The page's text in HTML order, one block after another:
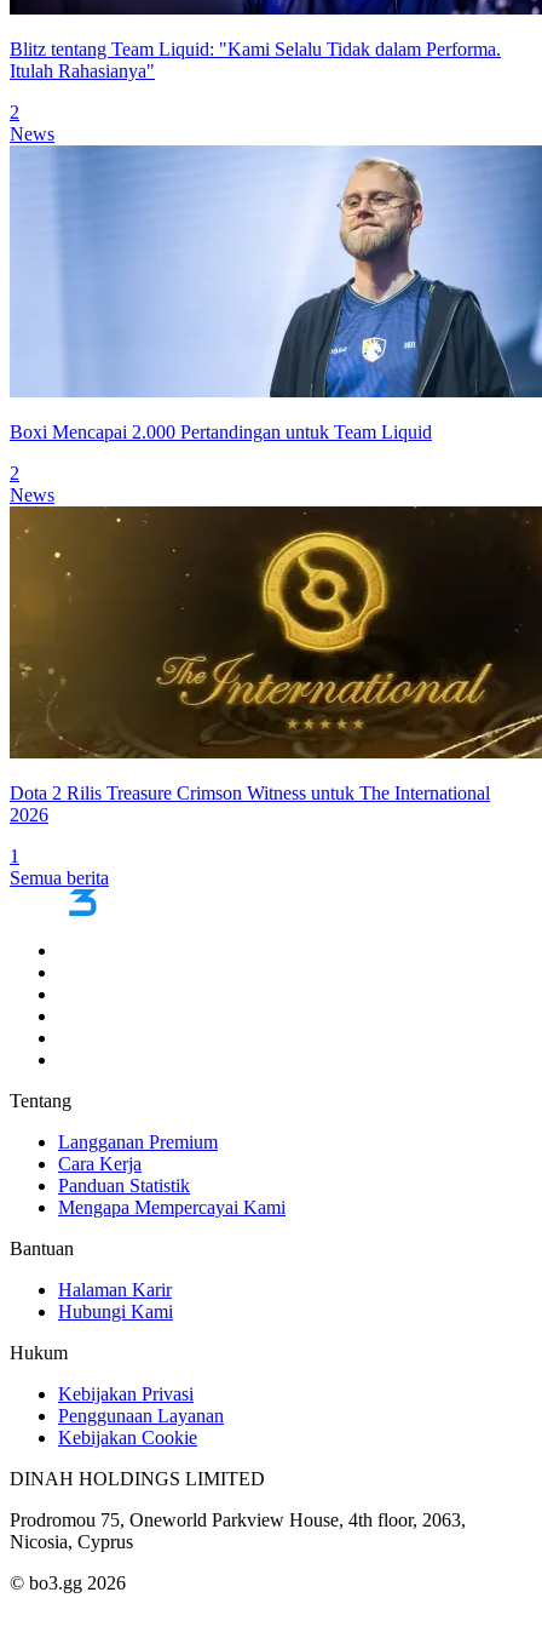
Blitz tentang Team Liquid: "Kami Selalu Tidak dalam Performa.
Itulah Rahasianya"
2
News
Boxi Mencapai 2.000 Pertandingan untuk Team Liquid
2
News
Dota 2 Rilis Treasure Crimson Witness untuk The International
2026
1
Semua berita
Tentang
Langganan Premium
Cara Kerja
Panduan Statistik
Mengapa Mempercayai Kami
Bantuan
Halaman Karir
Hubungi Kami
Hukum
Kebijakan Privasi
Penggunaan Layanan
Kebijakan Cookie
DINAH HOLDINGS LIMITED
Prodromou 75, Oneworld Parkview House, 4th floor, 2063,
Nicosia, Cyprus
© bo3.gg 2026